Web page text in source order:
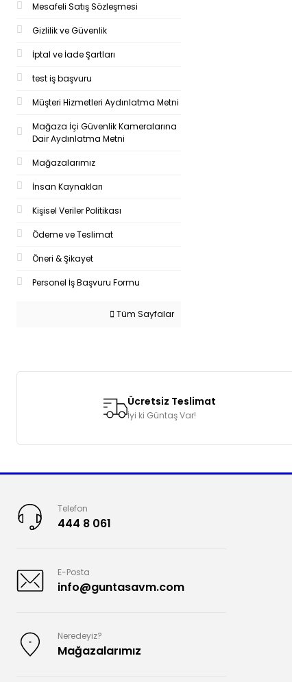
Mesafeli Satış Sözleşmesi
Gizlilik ve Güvenlik
İptal ve İade Şartları
test iş başvuru
Müşteri Hizmetleri Aydınlatma Metni
Mağaza İçi Güvenlik Kameralarına
Dair Aydınlatma Metni
Mağazalarımız
İnsan Kaynakları
Kişisel Veriler Politikası
Ödeme ve Teslimat
Öneri & Şikayet
Personel İş Başvuru Formu
Tüm Sayfalar
Ücretsiz Teslimat
İyi ki Güntaş Var!
Telefon
444 8 061
E-Posta
info@guntasavm.com
Neredeyiz?
Mağazalarımız